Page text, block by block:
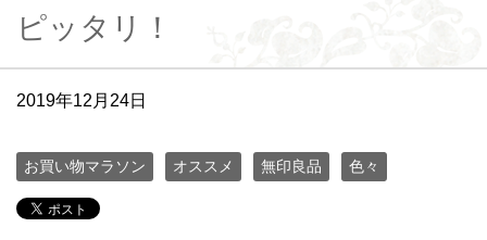
ピッタリ！
2019年12月24日
お買い物マラソン オススメ 無印良品 色々